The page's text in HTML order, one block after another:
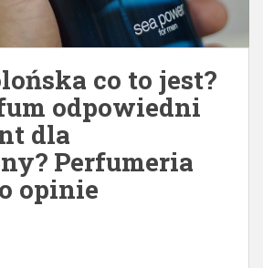
co to jest?
odpowiedni
dla
Perfumeria
opinie